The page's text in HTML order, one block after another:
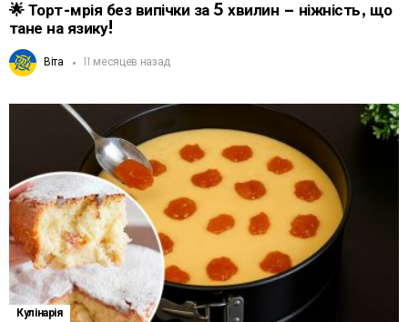
🌟 Торт-мрія без випічки за 5 хвилин – ніжність, що
тане на язику!
Віта 11 месяцев назад
Кулінарія